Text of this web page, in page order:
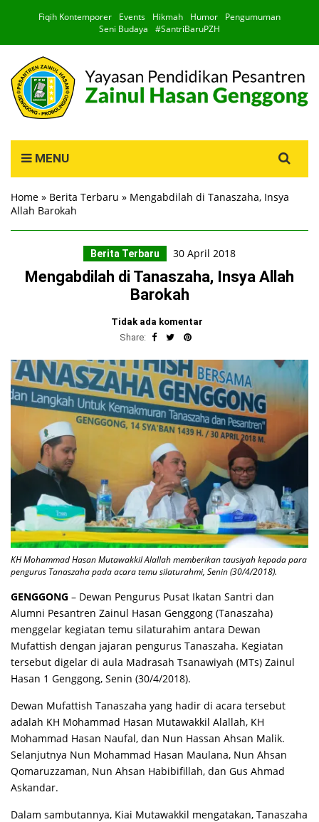
Fiqih Kontemporer Events Hikmah Humor
Pengumuman
Seni Budaya
#SantriBaruPZH
MENU
for:
Home » Berita Terbaru » Mengabdilah di Tanaszaha, Insya
Allah Barokah
Berita Terbaru 30 April 2018
Mengabdilah di Tanaszaha, Insya Allah
Barokah
Tidak ada komentar
Share:
KH Mohammad Hasan Mutawakkil Alallah memberikan tausiyah kepada para
pengurus Tanaszaha pada acara temu silaturahmi, Senin (30/4/2018).
GENGGONG – Dewan Pengurus Pusat Ikatan Santri dan
Alumni Pesantren Zainul Hasan Genggong (Tanaszaha)
menggelar kegiatan temu silaturahim antara Dewan
Mufattish dengan jajaran pengurus Tanaszaha. Kegiatan
tersebut digelar di aula Madrasah Tsanawiyah (MTs) Zainul
Hasan 1 Genggong, Senin (30/4/2018).
Dewan Mufattish Tanaszaha yang hadir di acara tersebut
adalah KH Mohammad Hasan Mutawakkil Alallah, KH
Mohammad Hasan Naufal, dan Nun Hassan Ahsan Malik.
Selanjutnya Nun Mohammad Hasan Maulana, Nun Ahsan
Qomaruzzaman, Nun Ahsan Habibifillah, dan Gus Ahmad
Askandar.
Dalam sambutannya, Kiai Mutawakkil mengatakan, Tanaszaha